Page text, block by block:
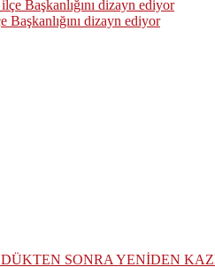
dizayn ediyor